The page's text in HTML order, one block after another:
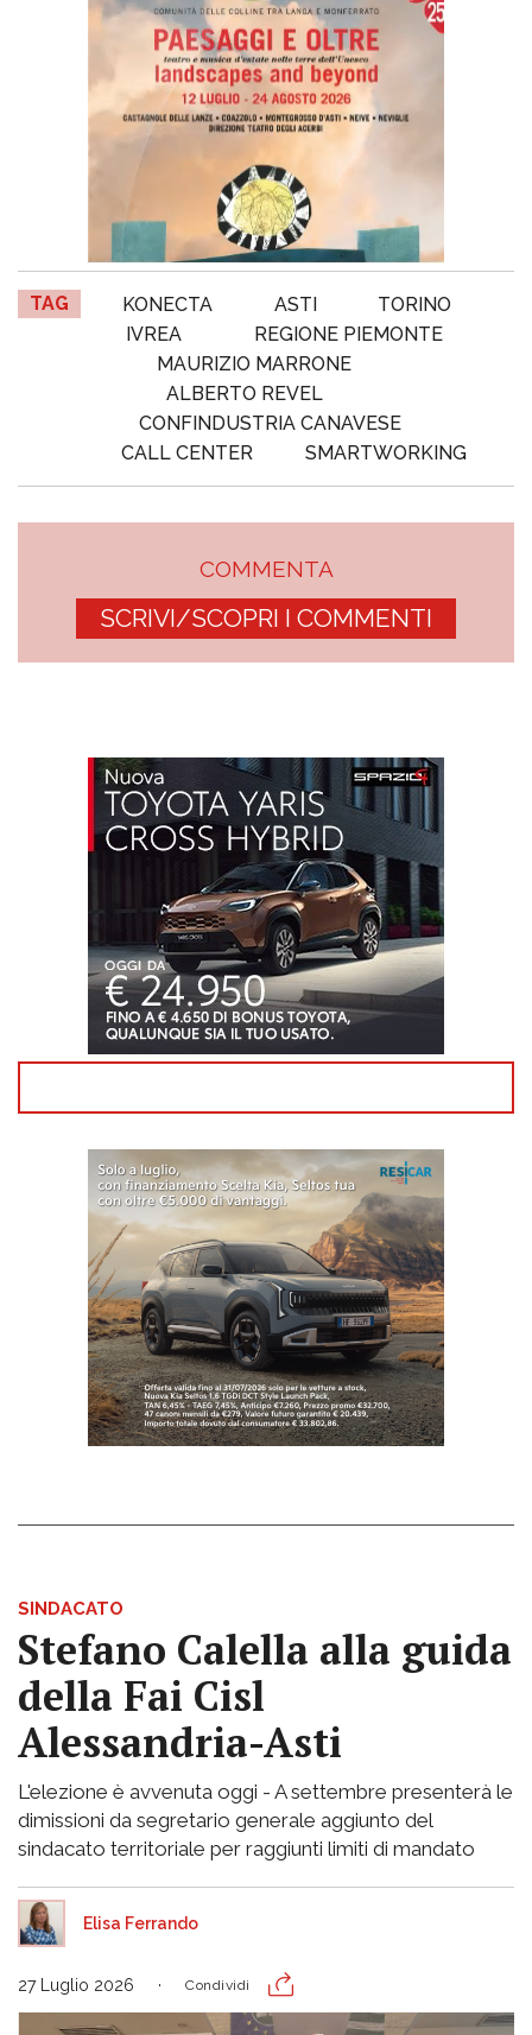
TAG KONECTA ASTI
TORINO
IVREA
REGIONE PIEMONTE
MAURIZIO MARRONE
ALBERTO REVEL
CONFINDUSTRIA CANAVESE
CALL CENTER
SMARTWORKING
COMMENTA
SCRIVI/SCOPRI I COMMENTI
SINDACATO
Stefano Calella alla guida
della Fai Cisl
Alessandria-Asti
L'elezione è avvenuta oggi - A settembre presenterà le
dimissioni da segretario generale aggiunto del
sindacato territoriale per raggiunti limiti di mandato
Elisa Ferrando
27 Luglio 2026 Condividi